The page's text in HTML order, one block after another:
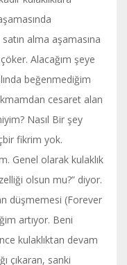
alma aşamasına
Alacağım şeye
beğenmediğim
cesaret alan
Nasıl Bir şey
fikrim yok.
Genel olarak kulaklık
olsun mu?” diyor.
düşmemesi (Forever
artıyor. Beni
kulaklıktan devam
çıkaran, sanki